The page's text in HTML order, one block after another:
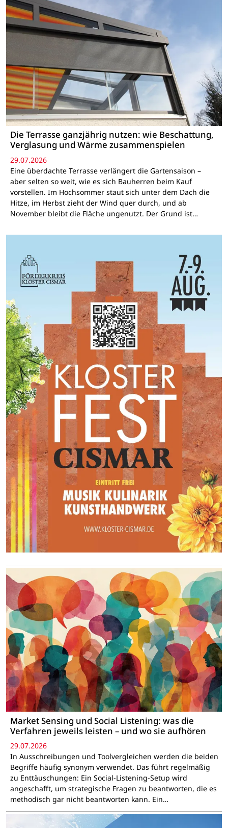
Die Terrasse ganzjährig nutzen: wie Beschattung,
Verglasung und Wärme zusammenspielen
29.07.2026
Eine überdachte Terrasse verlängert die Gartensaison –
aber selten so weit, wie es sich Bauherren beim Kauf
vorstellen. Im Hochsommer staut sich unter dem Dach die
Hitze, im Herbst zieht der Wind quer durch, und ab
November bleibt die Fläche ungenutzt. Der Grund ist…
Market Sensing und Social Listening: was die
Verfahren jeweils leisten – und wo sie aufhören
29.07.2026
In Ausschreibungen und Toolvergleichen werden die beiden
Begriffe häufig synonym verwendet. Das führt regelmäßig
zu Enttäuschungen: Ein Social-Listening-Setup wird
angeschafft, um strategische Fragen zu beantworten, die es
methodisch gar nicht beantworten kann. Ein…